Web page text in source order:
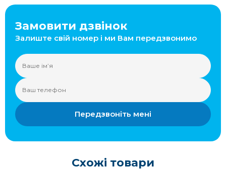
Замовити дзвінок
Залиште свій номер і ми Вам передзвонимо
Передзвоніть мені
Схожі товари